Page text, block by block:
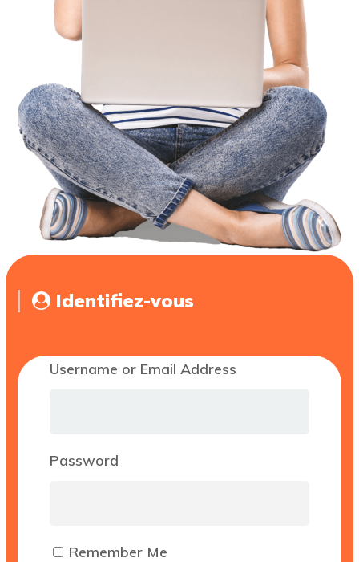
Identifiez-vous
Username or Email Address
Password
Remember Me